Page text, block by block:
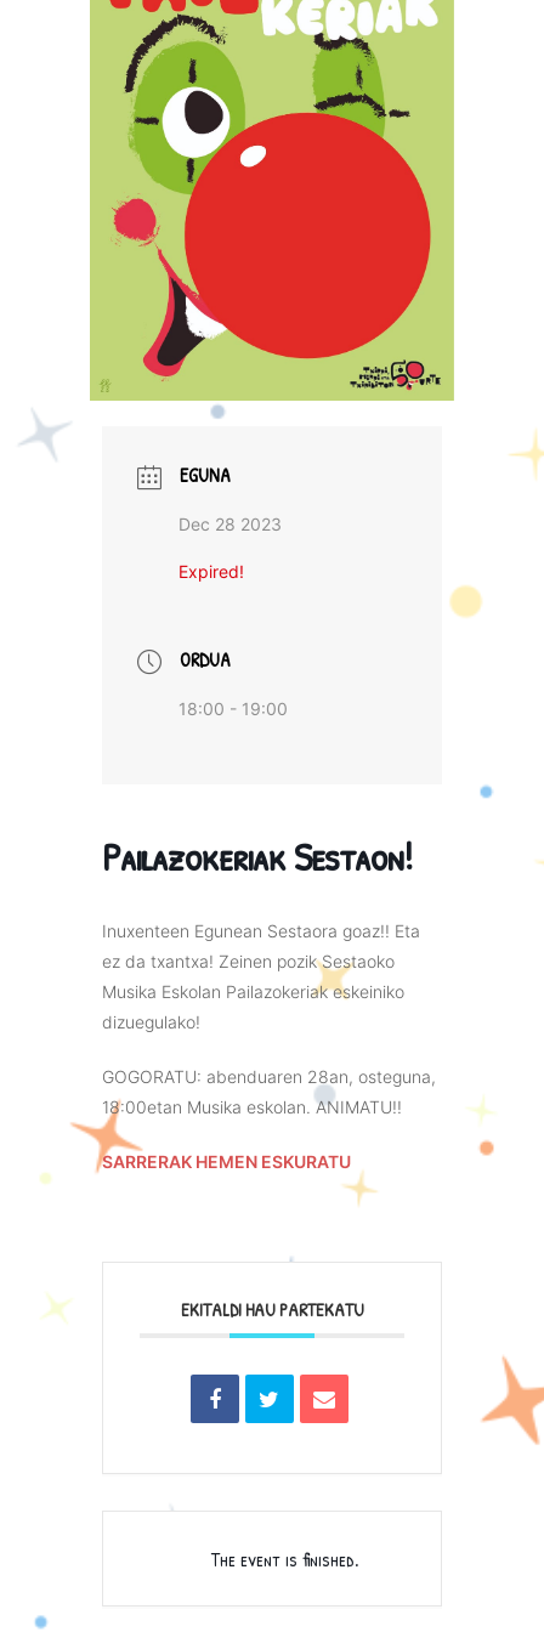
EGUNA
Dec 28 2023
Expired!
ORDUA
18:00 - 19:00
Pailazokeriak Sestaon!
Inuxenteen Egunean Sestaora goaz!! Eta
ez da txantxa! Zeinen pozik Sestaoko
Musika Eskolan Pailazokeriak eskeiniko
dizuegulako!
GOGORATU: abenduaren 28an, osteguna,
18:00etan Musika eskolan. ANIMATU!!
SARRERAK HEMEN ESKURATU
EKITALDI HAU PARTEKATU
The event is finished.